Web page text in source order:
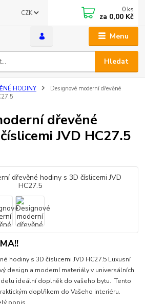
Menu
CZK
Hledat
0 ks
za 0,00 Kč
HODINY
Designové moderní dřevěné
dřevěné
JVD HC27.5
hodiny s 3D číslicemi JVD HC27.5 Luxusní
design a moderní materiály v universálních
ideální doplněk do vašeho bytu. Tento
doplňkem do Vašeho interiéru.
popis